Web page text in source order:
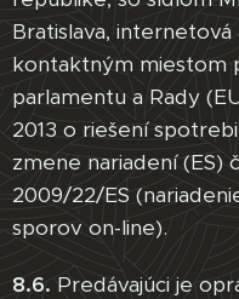
Bratislava,
kontaktným miestom
parlamentu a Rady
2013 o riešení
zmene nariadení (ES)
2009/22/ES
sporov on-line).
8.6. Predávajúci je